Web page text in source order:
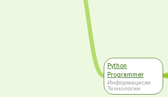
Python
Programmer
Информациски
Технологии